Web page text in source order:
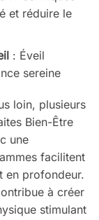
et réduire le
: Éveil
sereine
loin, plusieurs
Bien-Être
une
facilitent
en profondeur.
à créer
stimulant